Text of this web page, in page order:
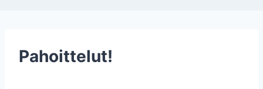
Pahoittelut!